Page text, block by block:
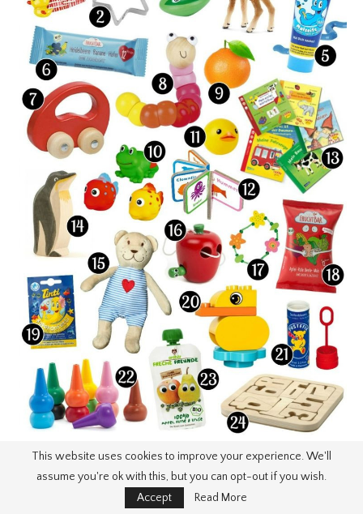
This website uses cookies to improve your experience. We'll
assume you're ok with this, but you can opt-out if you wish.
Accept
Read More